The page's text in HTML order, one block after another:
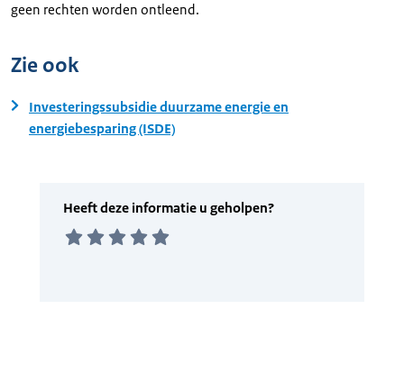
geen rechten worden ontleend.
Zie ook
Investeringssubsidie duurzame energie en
energiebesparing (ISDE)